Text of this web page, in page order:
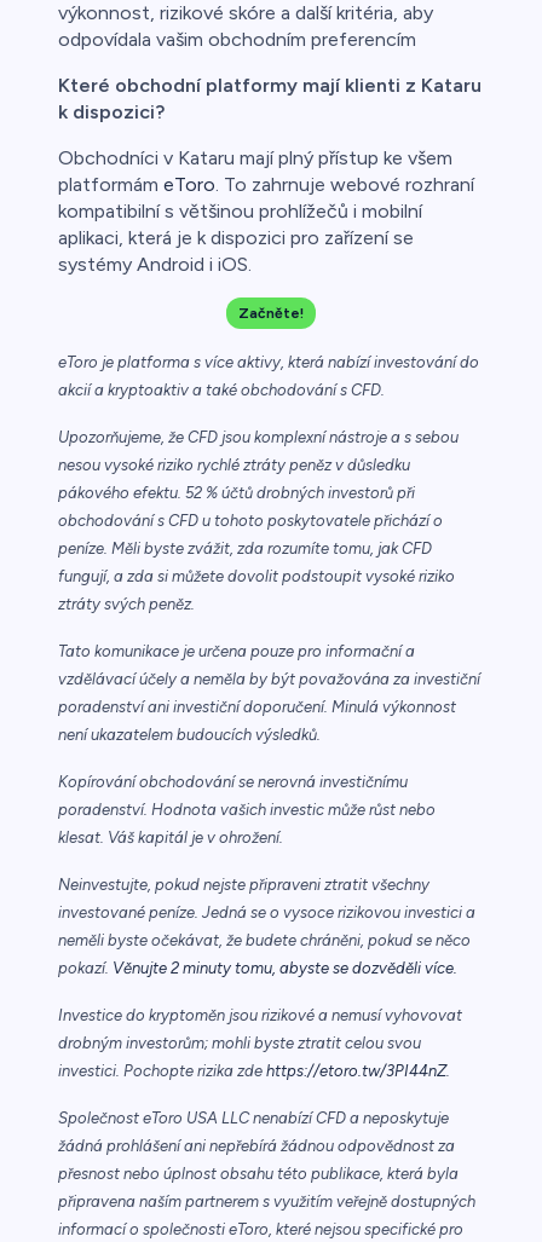
výkonnost, rizikové skóre a další kritéria, aby
odpovídala vašim obchodním preferencím
Které obchodní platformy mají klienti z Kataru
k dispozici?
Obchodníci v Kataru mají plný přístup ke všem
platformám eToro. To zahrnuje webové rozhraní
kompatibilní s většinou prohlížečů i mobilní
aplikaci, která je k dispozici pro zařízení se
systémy Android i iOS.
Začněte!
eToro je platforma s více aktivy, která nabízí investování do
akcií a kryptoaktiv a také obchodování s CFD.
Upozorňujeme, že CFD jsou komplexní nástroje a s sebou
nesou vysoké riziko rychlé ztráty peněz v důsledku
pákového efektu. 52 % účtů drobných investorů při
obchodování s CFD u tohoto poskytovatele přichází o
peníze. Měli byste zvážit, zda rozumíte tomu, jak CFD
fungují, a zda si můžete dovolit podstoupit vysoké riziko
ztráty svých peněz.
Tato komunikace je určena pouze pro informační a
vzdělávací účely a neměla by být považována za investiční
poradenství ani investiční doporučení. Minulá výkonnost
není ukazatelem budoucích výsledků.
Kopírování obchodování se nerovná investičnímu
poradenství. Hodnota vašich investic může růst nebo
klesat. Váš kapitál je v ohrožení.
Neinvestujte, pokud nejste připraveni ztratit všechny
investované peníze. Jedná se o vysoce rizikovou investici a
neměli byste očekávat, že budete chráněni, pokud se něco
pokazí. Věnujte 2 minuty tomu, abyste se dozvěděli více.
Investice do kryptoměn jsou rizikové a nemusí vyhovovat
drobným investorům; mohli byste ztratit celou svou
investici. Pochopte rizika zde https://etoro.tw/3PI44nZ.
Společnost eToro USA LLC nenabízí CFD a neposkytuje
žádná prohlášení ani nepřebírá žádnou odpovědnost za
přesnost nebo úplnost obsahu této publikace, která byla
připravena naším partnerem s využitím veřejně dostupných
informací o společnosti eToro, které nejsou specifické pro